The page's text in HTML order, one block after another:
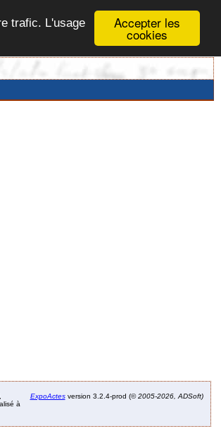
Accepter les
cookies
trafic. L'usage
à
ExpoActesversion 3.2.4-prod (©2005-2026, ADSoft)